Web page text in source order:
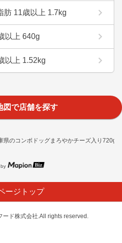
県のコンボドッグまろやかチーズ入り720g
肪 11歳以上 1.7kg
以上 640g
以上 1.52kg
図で店舗を探す
ージトップ
ド株式会社.All rights reserved.